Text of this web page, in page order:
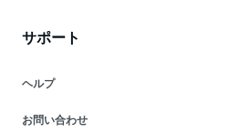
サポート
ヘルプ
お問い合わせ